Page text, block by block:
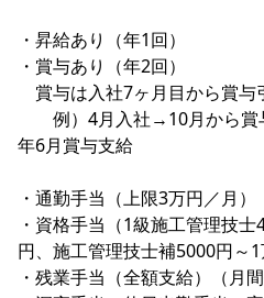
・昇給あり（年1回）
・賞与あり（年2回）
賞与は入社7ヶ月目から賞与
例）4月入社→10月から賞
年6月賞与支給
・通勤手当（上限3万円／月）
・資格手当（1級施工管理技
円、施工管理技士補5000円～1
・残業手当（全額支給）（月